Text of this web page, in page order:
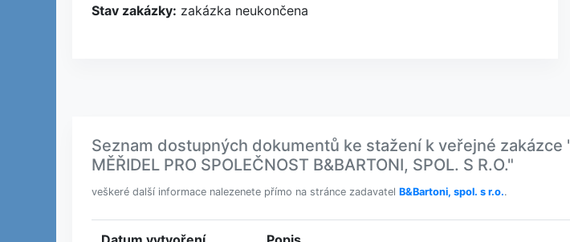
Stav zakázky: zakázka neukončena
Seznam dostupných dokumentů ke stažení k veřejné zakázce
MĚŘIDEL PRO SPOLEČNOST B&BARTONI, SPOL. S R.O."
veškeré další informace nalezenete přímo na stránce zadavatel B&Bartoni, spol. s r.o..